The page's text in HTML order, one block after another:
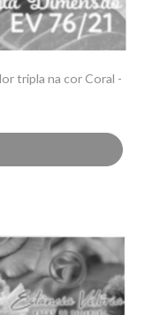
tripla na cor Coral -